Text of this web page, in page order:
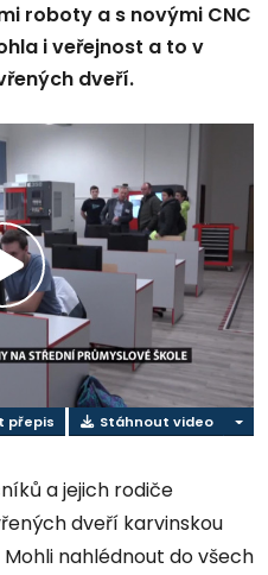
roboty a s novými CNC
i veřejnost a to v
dveří.
Přehrát
video
přepis Stáhnout video
a jejich rodiče
dveří karvinskou
nahlédnout do všech